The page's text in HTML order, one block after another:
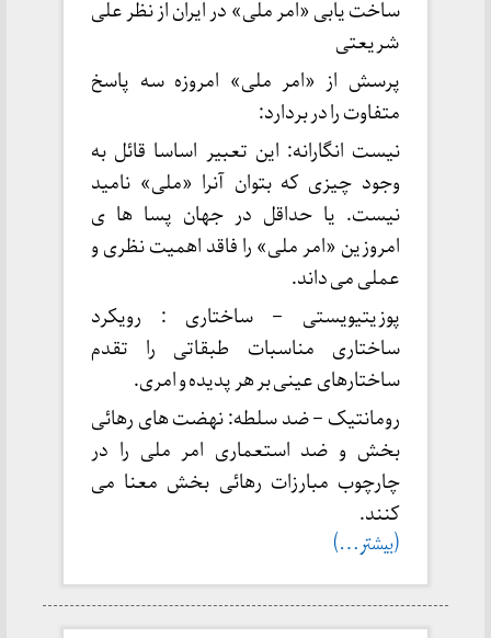
ساخت یابی «امر ملی» در ایران از نظر علی
شریعتی
پرسش از «امر ملی» امروزه سه پاسخ
متفاوت را در بردارد:
نیست انگارانه: این تعبیر اساسا قائل به
وجود چیزی که بتوان آنرا «ملی» نامید
نیست. یا حداقل در جهان پسا ها ی
امروزین «امر ملی» را فاقد اهمیت نظری و
عملی می داند.
پوزیتیویستی – ساختاری : رویکرد
ساختاری مناسبات طبقاتی را تقدم
ساختارهای عینی بر هر پدیده و امری.
رومانتیک – ضد سلطه: نهضت های رهائی
بخش و ضد استعماری امر ملی را در
چارچوب مبارزات رهائی بخش معنا می
کنند.
(بیشتر…)